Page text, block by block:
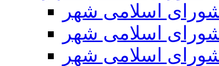
اسلامی شهر
اسلامی شهر
اسلامی شهر